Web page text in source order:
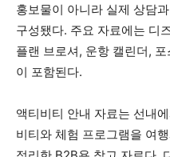
홍보물이 아니라 실제 상담
구성됐다. 주요 자료에는 디
플랜 브로셔, 운항 캘린더,
이 포함된다.
액티비티 안내 자료는 선내
비티와 체험 프로그램을 여